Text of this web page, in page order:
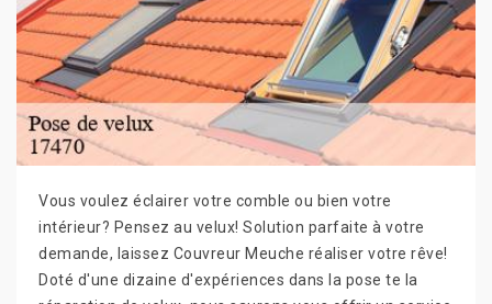
Vous voulez éclairer votre comble ou bien votre
intérieur? Pensez au velux! Solution parfaite à votre
demande, laissez Couvreur Meuche réaliser votre rêve!
Doté d'une dizaine d'expériences dans la pose te la